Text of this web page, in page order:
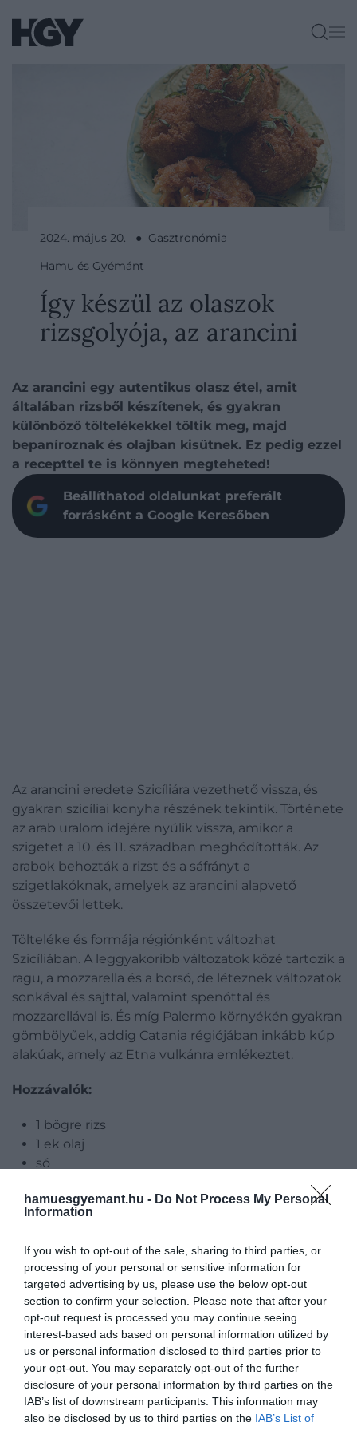
hamuesgyemant.hu - Do Not Process My Personal
Information
If you wish to opt-out of the sale, sharing to third parties, or
processing of your personal or sensitive information for
targeted advertising by us, please use the below opt-out
section to confirm your selection. Please note that after your
opt-out request is processed you may continue seeing
interest-based ads based on personal information utilized by
us or personal information disclosed to third parties prior to
your opt-out. You may separately opt-out of the further
disclosure of your personal information by third parties on the
IAB’s list of downstream participants. This information may
also be disclosed by us to third parties on the IAB’s List of
2024. május 20. ● Gasztronómia
Hamu és Gyémánt
Így készül az olaszok
rizsgolyója, az arancini
Az arancini egy autentikus olasz étel, amit
általában rizsből készítenek, és gyakran
különböző töltelékekkel töltik meg, majd
bepaníroznak és olajban kisütnek. Ez pedig ezzel
a recepttel te is könnyen megteheted!
Beállíthatod oldalunkat preferált
forrásként a Google Keresőben
Az arancini eredete Szicíliára vezethető vissza, és
gyakran szicíliai konyha részének tekintik. Története
az arab uralom idejére nyúlik vissza, amikor a
szigetet a 10. és 11. században meghódították. Az
arabok behozták a rizst és a sáfrányt a
szigetlakóknak, amelyek az arancini alapvető
összetevői lettek.
Tölteléke és formája régiónként változhat
Szicíliában. A leggyakoribb változatok közé tartozik a
ragu, a mozzarella és a borsó, de léteznek változatok
sonkával és sajttal, valamint spenóttal és
mozzarellával is. És míg Palermo környékén gyakran
gömbölyűek, addig Catania régiójában inkább kúp
alakúak, amely az Etna vulkánra emlékeztet.
Hozzávalók:
1 bögre rizs
1 ek olaj
só
2 db tojás
zsemlemorzsa